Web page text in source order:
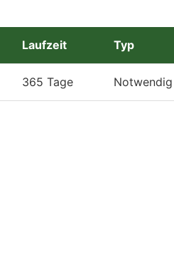
Laufzeit Typ
365 Tage Notwendig